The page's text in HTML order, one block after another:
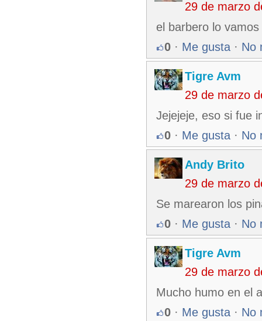
29 de marzo
el barbero lo
0 · Me gusta · No
Tigre Avm
29 de marzo
Jejejeje, eso si fue
0 · Me gusta · No
Andy Brito
29 de marzo
Se marearon los
0 · Me gusta · No
Tigre Avm
29 de marzo
Mucho humo en el
0 · Me gusta · No